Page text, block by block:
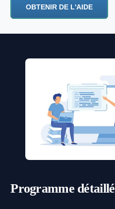
OBTENIR DE L'AIDE
Programme détaillé